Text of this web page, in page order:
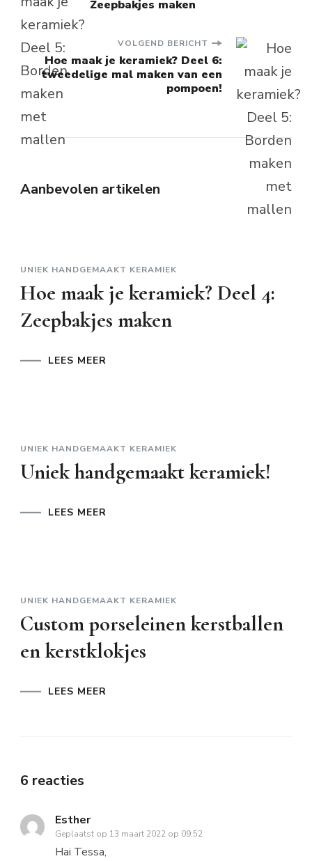
navigatieZeepbakjes maken
VOLGEND BERICHT
Hoe maak je keramiek? Deel 6:
tweedelige mal maken van een
pompoen!
Aanbevolen artikelen
UNIEK HANDGEMAAKT KERAMIEK
Hoe maak je keramiek? Deel 4:
Zeepbakjes maken
LEES MEER
UNIEK HANDGEMAAKT KERAMIEK
Uniek handgemaakt keramiek!
LEES MEER
UNIEK HANDGEMAAKT KERAMIEK
Custom porseleinen kerstballen
en kerstklokjes
LEES MEER
6 reacties
Esther
Geplaatst op 13 maart 2022 op 09:52
Hai Tessa,